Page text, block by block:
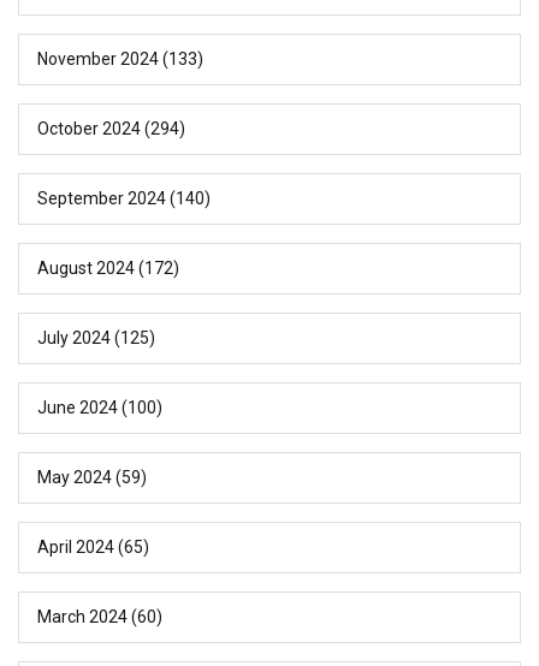
November 2024(133)
October 2024(294)
September 2024(140)
August 2024(172)
July 2024(125)
June 2024(100)
May 2024(59)
April 2024(65)
March 2024(60)